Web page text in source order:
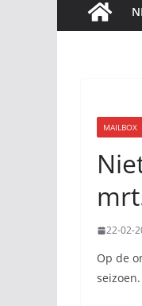
MAILBOX
22-02-
Op de
seizoen.